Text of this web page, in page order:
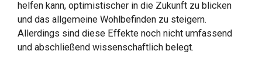
helfen kann, optimistischer in die Zukunft zu blicken
und das allgemeine Wohlbefinden zu steigern.
Allerdings sind diese Effekte noch nicht umfassend
und abschließend wissenschaftlich belegt.